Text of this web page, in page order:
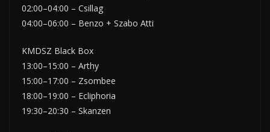
02:00–04:00 – Csillag
04:00–06:00 – Benzo + Szabo Atti
KMDSZ Black Box
13:00–15:00 – Arthy
15:00–17:00 – Zsombee
18:00–19:00 – Ecliphoria
19:30–20:30 – Skanzen